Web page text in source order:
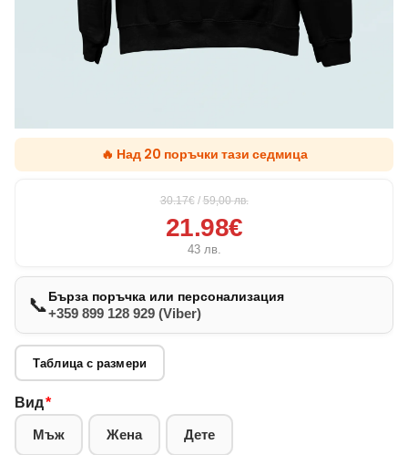
🔥 Над 20 поръчки тази седмица
30.17€ / 59,00лв.
21.98€
43 лв.
📞Бърза поръчка или персонализация
+359 899 128 929 (Viber)
Таблица с размери
Вид*
Мъж Жена Дете